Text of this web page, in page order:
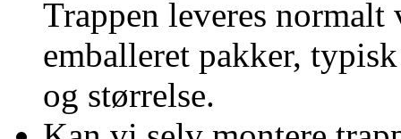
Trappen leveres
emballeret pakker,
og størrelse.